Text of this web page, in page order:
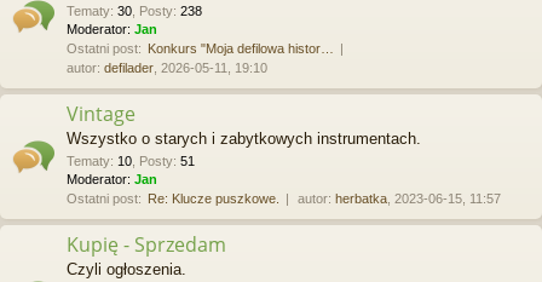
Tematy: 30 Posty: 238
Moderator: Jan
Ostatni post: Konkurs "Moja defilowa histor…
autor: defilader , 2026-05-11, 19:10
Vintage
Wszystko o starych i zabytkowych instrumentach.
Tematy: 10 Posty: 51
Moderator: Jan
Ostatni post: Re: Klucze puszkowe. autor: herbatka , 2023-06-15, 11:57
Kupię - Sprzedam
Czyli ogłoszenia.